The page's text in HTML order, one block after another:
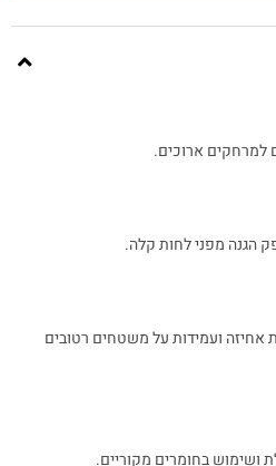
למרחקים ארוכים.
הגנה מפני לחות קלה.
אחיזה ועמידות על משטחים רטובים
ושימוש בחומרים מקוריים.